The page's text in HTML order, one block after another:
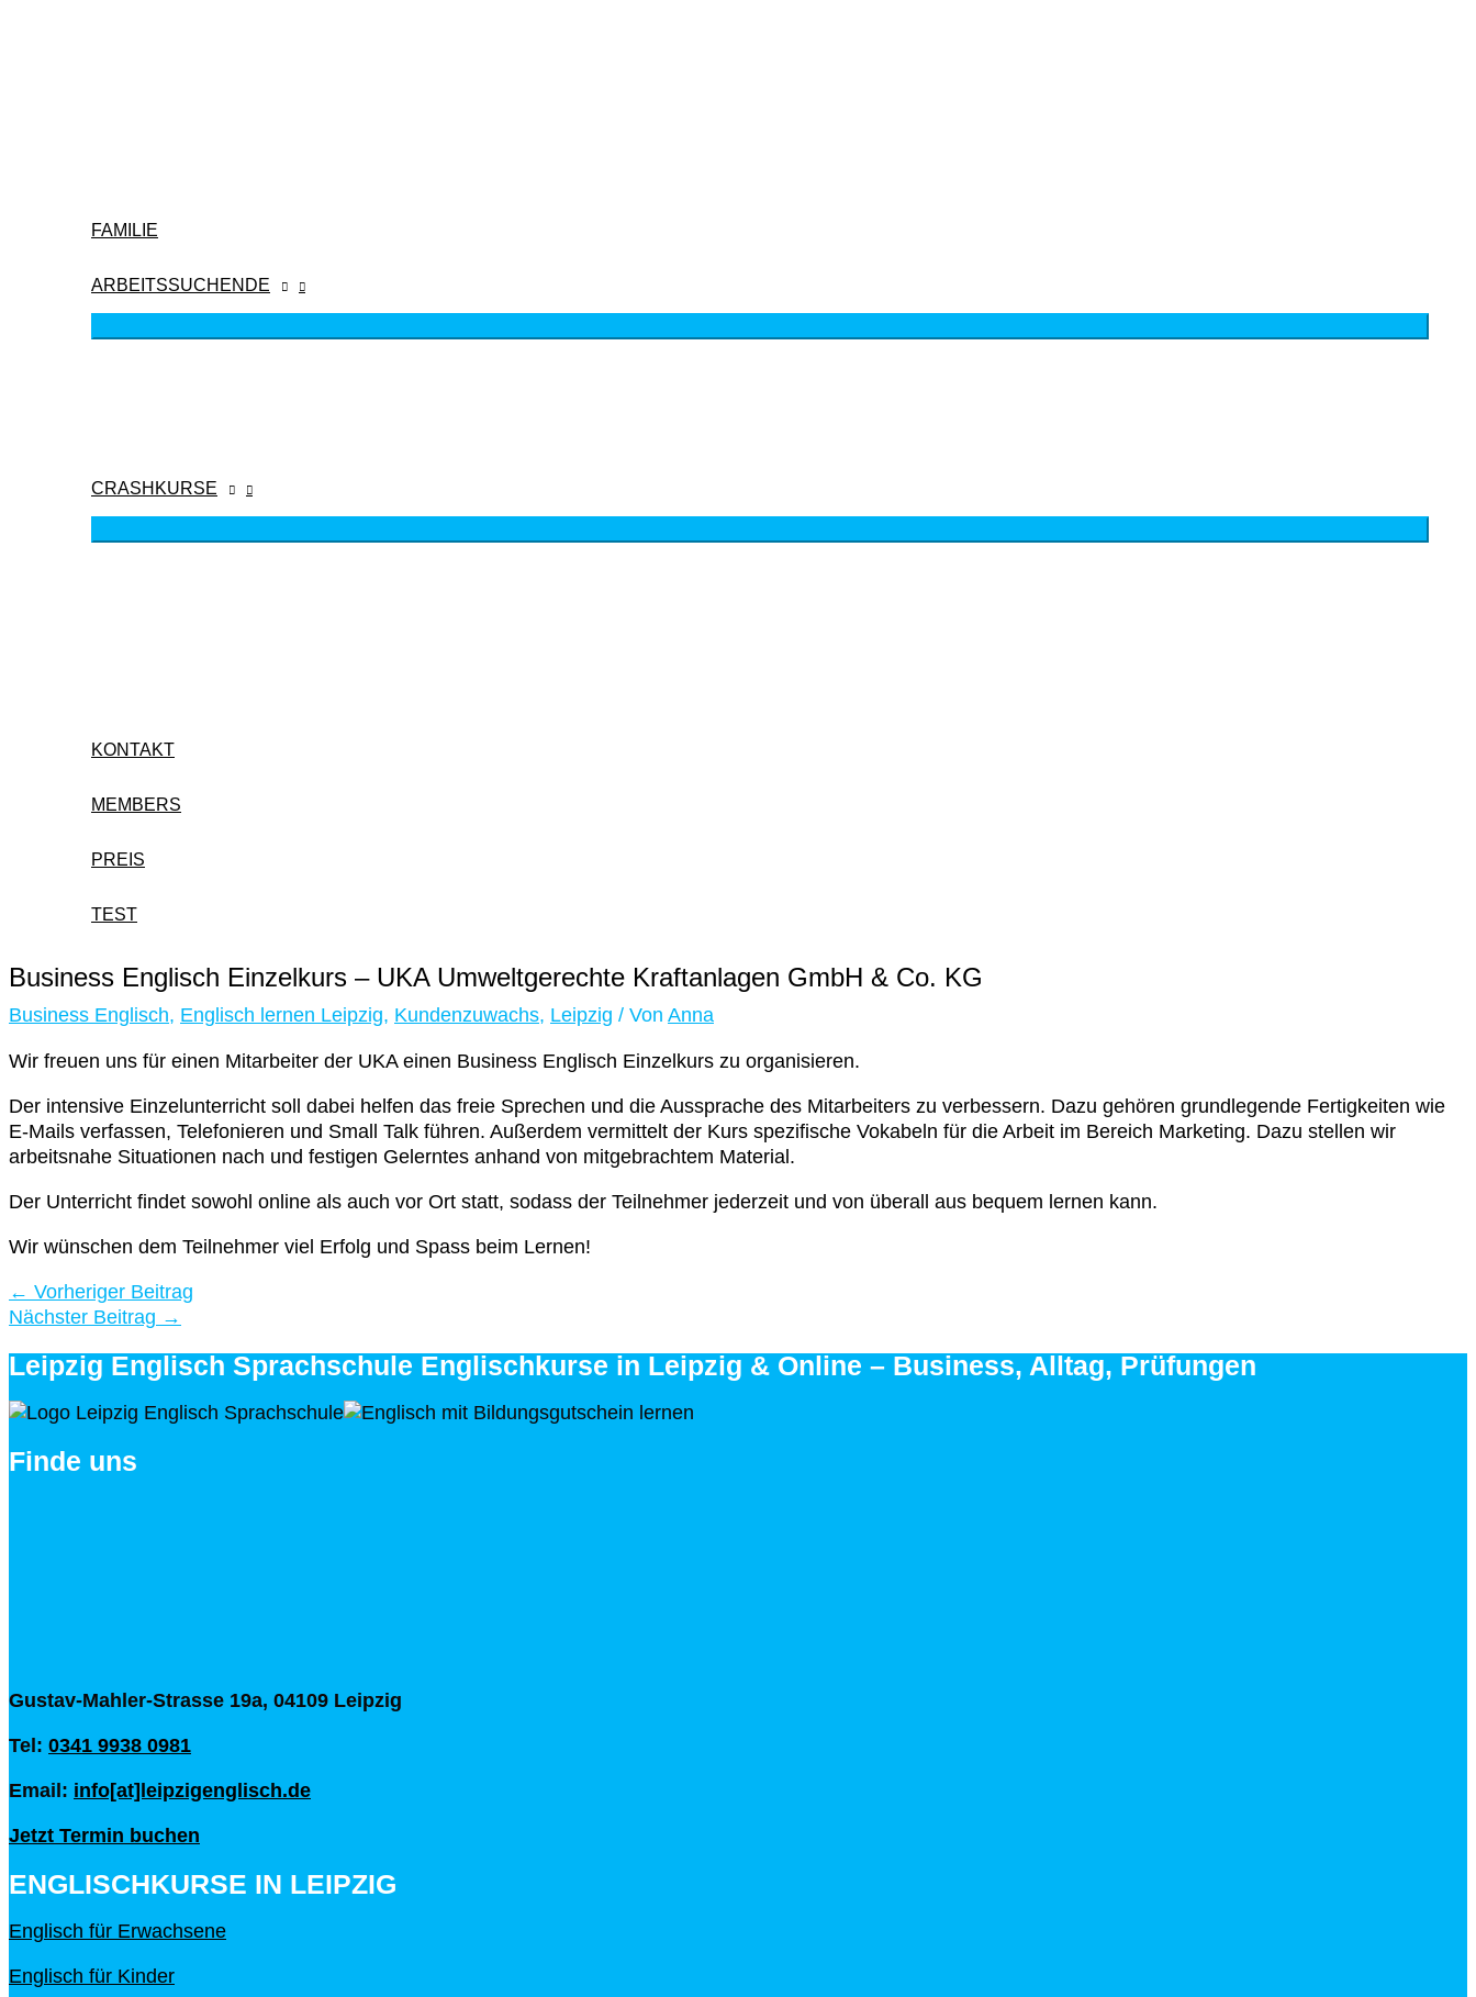
FAMILIE
ARBEITSSUCHENDE
CRASHKURSE
KONTAKT
MEMBERS
PREIS
TEST
Business Englisch Einzelkurs – UKA Umweltgerechte Kraftanlagen GmbH & Co. KG
Business Englisch, Englisch lernen Leipzig, Kundenzuwachs, Leipzig / Von Anna
Wir freuen uns für einen Mitarbeiter der UKA einen Business Englisch Einzelkurs zu organisieren.
Der intensive Einzelunterricht soll dabei helfen das freie Sprechen und die Aussprache des Mitarbeiters zu verbessern. Dazu gehören grundlegende Fertigkeiten wie
E-Mails verfassen, Telefonieren und Small Talk führen. Außerdem vermittelt der Kurs spezifische Vokabeln für die Arbeit im Bereich Marketing. Dazu stellen wir
arbeitsnahe Situationen nach und festigen Gelerntes anhand von mitgebrachtem Material.
Der Unterricht findet sowohl online als auch vor Ort statt, sodass der Teilnehmer jederzeit und von überall aus bequem lernen kann.
Wir wünschen dem Teilnehmer viel Erfolg und Spass beim Lernen!
← Vorheriger Beitrag
Nächster Beitrag →
Leipzig Englisch Sprachschule Englischkurse in Leipzig & Online – Business, Alltag, Prüfungen
Finde uns
Gustav-Mahler-Strasse 19a, 04109 Leipzig
Tel: 0341 9938 0981
Email: info[at]leipzigenglisch.de
Jetzt Termin buchen
ENGLISCHKURSE IN LEIPZIG
Englisch für Erwachsene
Englisch für Kinder